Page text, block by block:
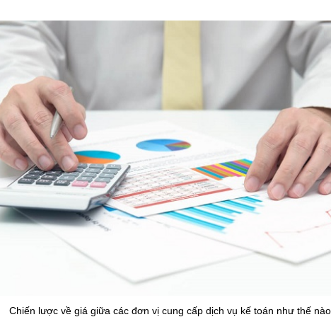
Chiến lược về giá giữa các đơn vị cung cấp dịch vụ kế toán như thế